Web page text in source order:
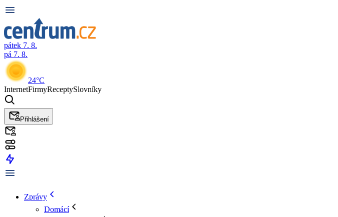
pátek 7. 8.
pá 7. 8.
24°C
InternetFirmyReceptySlovníky
Přihlášení
Zprávy
Domácí